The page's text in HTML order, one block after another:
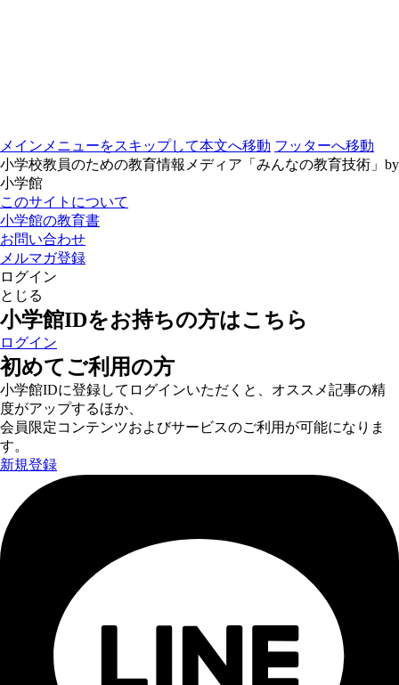
メインメニューをスキップして本文へ移動 フッターへ移動
小学校教員のための教育情報メディア「みんなの教育技術」by
小学館
このサイトについて
小学館の教育書
お問い合わせ
メルマガ登録
ログイン
とじる
小学館IDをお持ちの方はこちら
ログイン
初めてご利用の方
小学館IDに登録してログインいただくと、オススメ記事の精
度がアップするほか、
会員限定コンテンツおよびサービスのご利用が可能になりま
す。
新規登録